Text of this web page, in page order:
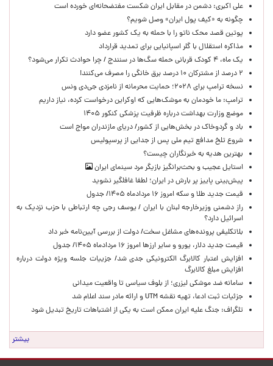
علی اکبری: دشمن در مقابل ایران شکست مفتضحانه‌ای خورده است
چگونه به «کیف پول ایران» وصل شویم؟
پوتین قصد محک ناتو را با حمله به یک کشور عضو دارد
مذاکره استقلال با گلر اسپانیایی برای تمدید قرارداد
یک ماه، ۴ کودک قربانی حمله سگ‌ها در سنندج / چرا حوادث تکرار می‌شود؟
۲ درصد از مشترکان ۱۰ درصد برق خانگی را مصرف می‌کنند!
نسخه ترامپ برای ۲۰۲۸؛ حمایت محرمانه از نامزدی جی‌دی ونس
ترامپ: ما خودمان به موشک‌هایی که اوکراین درخواست کرده، نیاز داریم
موضع وزارت بهداشت درباره ظرفیت پزشکی کنکور ۱۴۰۵
باد و گردوخاک در بخش‌هایی از کشور/ دریای مازندران مواج است
شروع تلخ مدافع تیم ملی پس از جدایی از پرسپولیس
بهترین هدیه به خبرنگاران چیست؟
استایل عجیب و بحث‌برانگیز بازیگر مرد سینمای ایران
پیش‌بینی پاییز پر بارش در ایران؛ لطفا غافلگیر نشوید
قیمت جدید طلا و سکه امروز ۱۶ مردادماه ۱۴۰۵/ جدول
راز دشمنی وزیرخارجه لبنان با ایران / یوسف رجی چه ارتباطی با حزب نزدیک به
اسرائیل دارد؟
بلاتکلیفی پرونده‌های مشاغل سخت/ دولت از بررسی آیین‌نامه خبر داد
قیمت جدید دلار، یورو و سایر ارزها امروز ۱۶ مردادماه ۱۴۰۵/ جدول
افزایش اعتبار کالابرگ الکترونیکی جدی شد/ جزییات جلسه ویژه دولت درباره
افزایش مبلغ کالابرگ
سامانه ضد موشکی لیزری؛ از بلوف سیاسی تا واقعیت میدانی
جزئیات ثبت ادعا، تهیه نقشه UTM و ارائه مادر سند اعلام شد
تلگراف: جنگ علیه ایران ممکن است به یکی از اشتباهات تاریخ تبدیل شود
بیشتر